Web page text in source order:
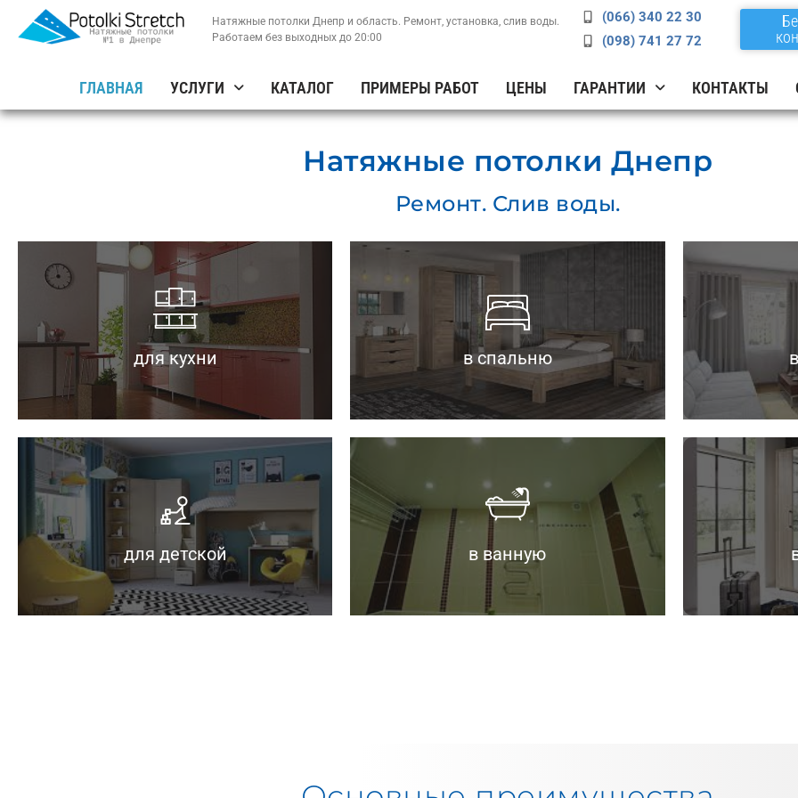
Натяжные потолки Днепр и область. Ремонт, установка, слив воды.
Работаем без выходных до 20:00
(066) 340 22 30
(098) 741 27 72
ГЛАВНАЯ УСЛУГИ КАТАЛОГ ПРИМЕРЫ РАБОТ ЦЕНЫ ГАРАНТИИ КОНТАКТЫ
Натяжные потолки Днепр
Ремонт. Слив воды.
для кухни
— Легко моются.
— Не собирают жир и грибок.
— Отвечают требованиям пожарной
безопасности.
для детской
— Легко моются.
— Не собирают жир и грибок.
— Отвечают требованиям пожарной
безопасности.
в спальню
— ЭКО безопасны.
— Подавляют шумы.
— Не имеют запаха.
в ванную
— Стойкость к влаге, конденсату и
прямому контакту с водой.
— Простота в уходе.
— Антистатичный и противогрибковый
эффект.
—
—
—
—
раздвинуть
—
— Простота